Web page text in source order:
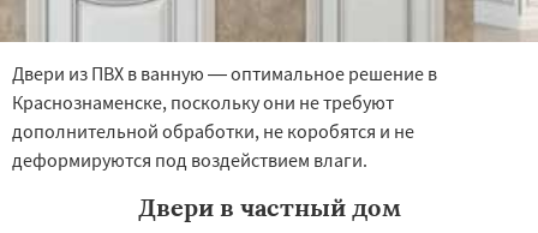
Двери из ПВХ в ванную — оптимальное решение в
Краснознаменске, поскольку они не требуют
дополнительной обработки, не коробятся и не
деформируются под воздействием влаги.
Двери в частный дом